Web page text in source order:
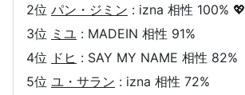
2位 パン・ジミン : izna 相性 100% 💖
3位 ミユ : MADEIN 相性 91%
4位 ドヒ : SAY MY NAME 相性 82%
5位 ユ・サラン : izna 相性 72%